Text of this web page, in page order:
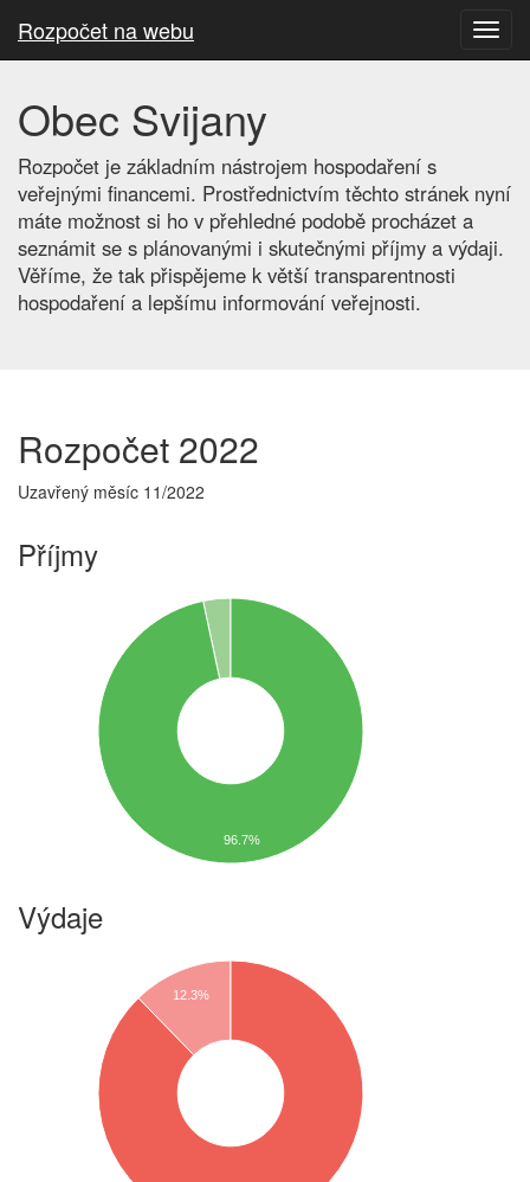
Rozpočet na webu
Obec Svijany
Rozpočet je základním nástrojem hospodaření s
veřejnými financemi. Prostřednictvím těchto stránek nyní
máte možnost si ho v přehledné podobě procházet a
seznámit se s plánovanými i skutečnými příjmy a výdaji.
Věříme, že tak přispějeme k větší transparentnosti
hospodaření a lepšímu informování veřejnosti.
Rozpočet 2022
Uzavřený měsíc 11/2022
Příjmy
96.7%
Výdaje
12.3%